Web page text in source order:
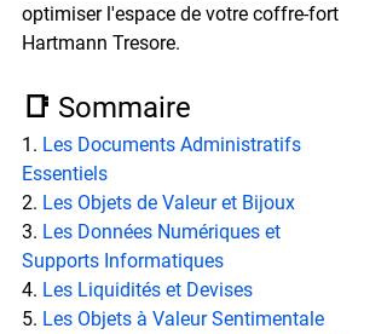
optimiser l'espace de votre coffre-fort
Hartmann Tresore.
📑 Sommaire
1. Les Documents Administratifs
Essentiels
2. Les Objets de Valeur et Bijoux
3. Les Données Numériques et
Supports Informatiques
4. Les Liquidités et Devises
5. Les Objets à Valeur Sentimentale